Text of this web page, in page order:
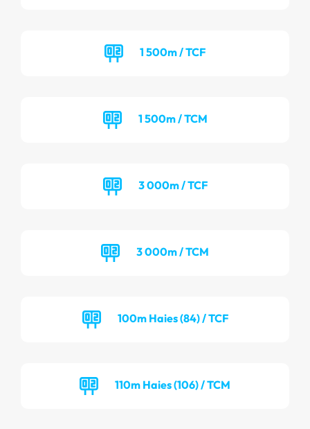
1 500m / TCF
1 500m / TCM
3 000m / TCF
3 000m / TCM
100m Haies (84) / TCF
110m Haies (106) / TCM